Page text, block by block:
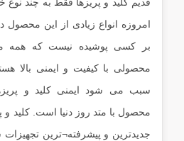
قدیم کلید و پریزها فقط به چند
امروزه انواع زیادی از این محصول
بر کسی پوشیده نیست که همه
محصولی با کیفیت و ایمنی بالا
سبب می شود ایمنی کلید و
محصول با متد روز دنیا است. کلید و
جدیدترین و پیشرفته¬ترین